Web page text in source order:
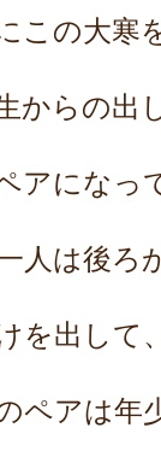
この大寒
からの出
アになっ
人は後ろ
を出して
ペアは年